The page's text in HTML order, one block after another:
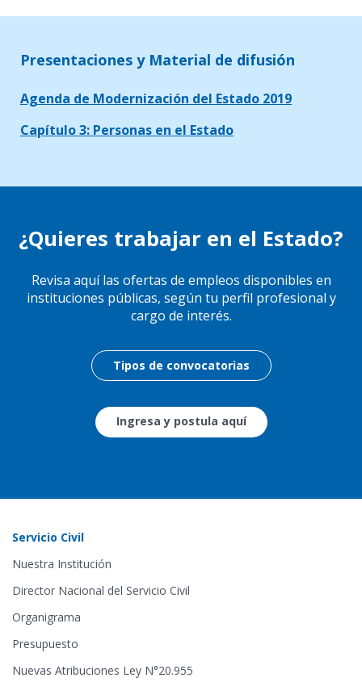
Presentaciones y Material de difusión
Agenda de Modernización del Estado 2019
Capítulo 3: Personas en el Estado
¿Quieres trabajar en el Estado?
Revisa aquí las ofertas de empleos disponibles en
instituciones públicas, según tu perfil profesional y
cargo de interés.
Tipos de convocatorias
Ingresa y postula aquí
Servicio Civil
Nuestra Institución
Director Nacional del Servicio Civil
Organigrama
Presupuesto
Nuevas Atribuciones Ley N°20.955